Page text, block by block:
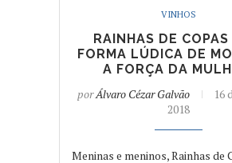
VINHOS
RAINHAS DE
FORMA LÚDICA DE
A FORÇA DA
porÁlvaro Cézar Galvão
16
2018
Meninas e meninos, Rainhas de